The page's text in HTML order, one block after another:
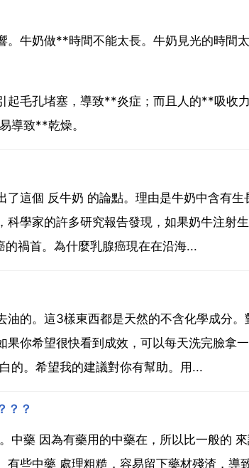
。牛奶做**時間不能太長。牛奶見光的時間
起毛孔堵塞，導致**炎症；而且人的**吸收
導致**乾燥。
這個 反牛奶 的論點。理由是牛奶中含有生
學家的許多研究報告發現，如果奶牛注射
禍首。為什麼乳腺癌現在在沿海...
的。這3樣東西都是天然的不含化學成分。
你希望很快看到成效，可以每天洗完臉拿
的。希望我的建議對你有幫助。用...
？？
中藥 因為有藥用的中藥在，所以比一般的
些中藥 處理粗糙，容易留下藥材殘渣，導